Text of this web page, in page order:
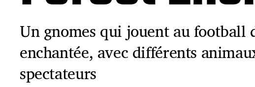
Un gnomes qui jouent au football
enchantée, avec différents
spectateurs